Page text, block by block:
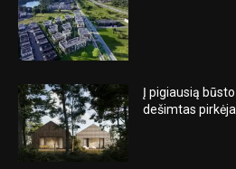
Į pigiausią
dešimtas